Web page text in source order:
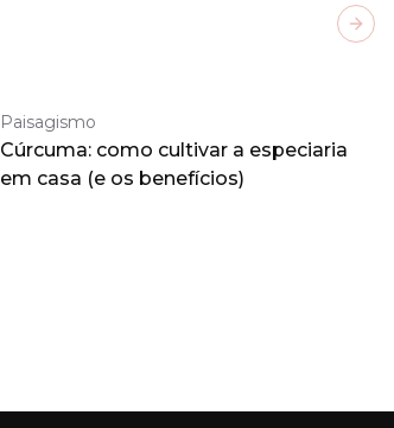
Paisagismo
Cúrcuma: como cultivar a especiaria
em casa (e os benefícios)